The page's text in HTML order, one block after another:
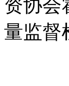
资协会
量监督